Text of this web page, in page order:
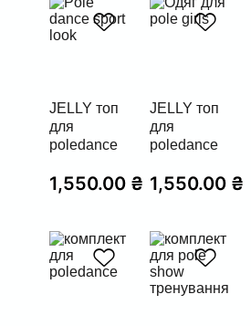
JELLY топ
для
poledance
1,550.00 ₴
JELLY топ
для
poledance
1,550.00 ₴